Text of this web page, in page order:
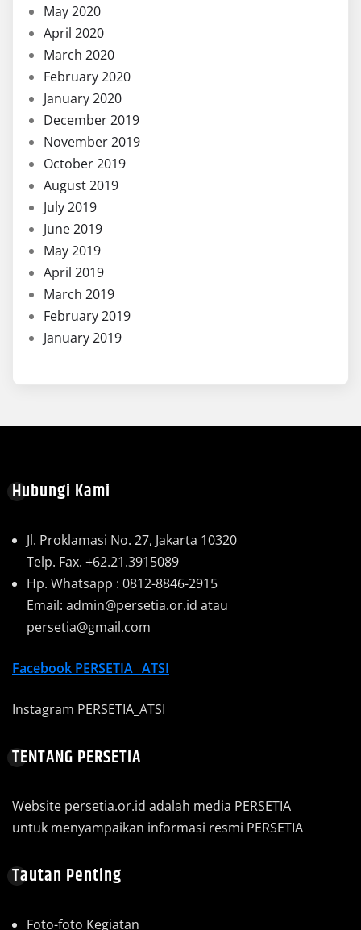
May 2020
April 2020
March 2020
February 2020
January 2020
December 2019
November 2019
October 2019
August 2019
July 2019
June 2019
May 2019
April 2019
March 2019
February 2019
January 2019
Hubungi Kami
Jl. Proklamasi No. 27, Jakarta 10320
Telp. Fax. +62.21.3915089
Hp. Whatsapp : 0812-8846-2915
Email: admin@persetia.or.id atau
persetia@gmail.com
Facebook PERSETIA_ ATSI
Instagram PERSETIA_ATSI
TENTANG PERSETIA
Website persetia.or.id adalah media PERSETIA
untuk menyampaikan informasi resmi PERSETIA
Tautan Penting
Foto-foto Kegiatan